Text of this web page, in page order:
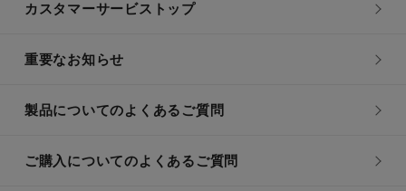
カスタマーサービストップ
重要なお知らせ
製品についてのよくあるご質問
ご購入についてのよくあるご質問